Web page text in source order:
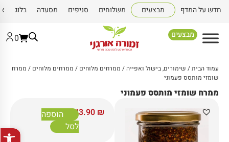
פתח
חדש על המדף מבצעים משלוחים סניפים מסעדה בלוג
מבצעים 0
עמוד הבית/ שימורים, בישול ואפייה/ ממרחים מלוחים / ממרחים מלוחים / ממרח
שומזי מותסס פעמוני
ממרח שומזי מותסס פעמוני
43.90 ₪
הוספה
לסל